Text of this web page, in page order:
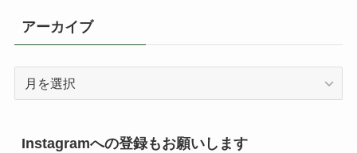
アーカイブ
Instagramへの登録もお願いします